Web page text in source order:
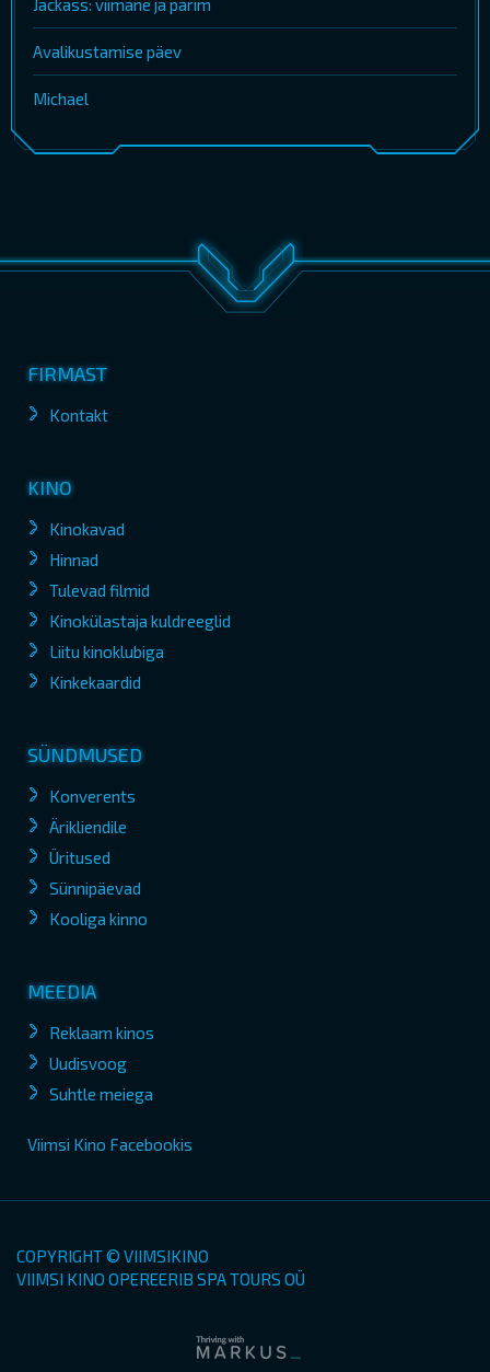
Jackass: viimane ja parim
Avalikustamise päev
Michael
FIRMAST
Kontakt
KINO
Kinokavad
Hinnad
Tulevad filmid
Kinokülastaja kuldreeglid
Liitu kinoklubiga
Kinkekaardid
SÜNDMUSED
Konverents
Ärikliendile
Üritused
Sünnipäevad
Kooliga kinno
MEEDIA
Reklaam kinos
Uudisvoog
Suhtle meiega
Viimsi Kino Facebookis
COPYRIGHT © VIIMSIKINO
VIIMSI KINO OPEREERIB SPA TOURS OÜ